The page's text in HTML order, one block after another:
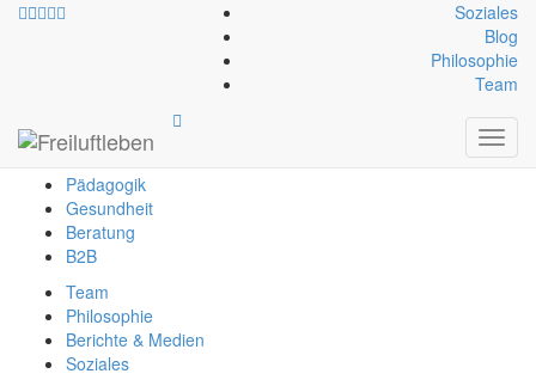
Soziales
Blog
Philosophie
Team
info@freiluftleben.at +43 664 64 664 23
Freiluftleben
Pädagogik
Gesundheit
Beratung
B2B
Team
Philosophie
Berichte & Medien
Soziales